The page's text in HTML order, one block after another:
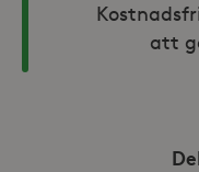
att